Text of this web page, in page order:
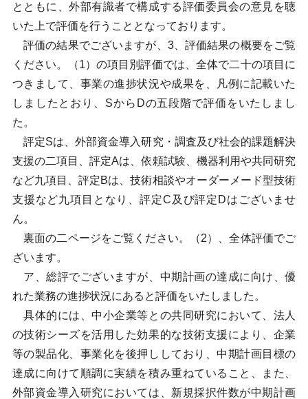
とともに、外部有識者で構成する評価委員会の意見を聴
いた上で評価を行うこととなっております。
評価の結果でございますが、3、評価結果の概要をご覧
ください。（1）の項目別評価では、全体で二十の項目に
つきまして、事業の進捗状況や成果を、凡例に記載いた
しましたとおり、SからDの五段階で評価をいたしまし
た。
評定Sは、外部資金導入研究・調査及び社会的課題解決
支援の二項目、評定Aは、依頼試験、機器利用や共同研究
など九項目、評定Bは、技術相談やオーダーメード型技術
支援など九項目となり、評定C及び評定Dはございませ
ん。
裏面の二ページをご覧ください。（2）、全体評価でご
ざいます。
ア、総評でございますが、中期計画の達成に向け、優
れた業務の進捗状況にあると評価をいたしました。
具体的には、中小企業等との共同研究において、法人
の技術シーズを活用した効果的な技術支援により、企業
等の製品化、事業化を後押ししており、中期計画目標の
達成に向けて順調に実績を積み重ねていること、また、
外部資金導入研究においては、新規採択件数が中期計画